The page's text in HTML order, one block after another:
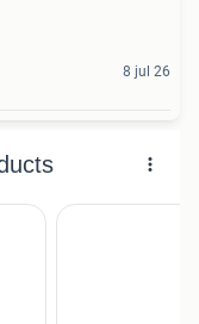
8 jul 26